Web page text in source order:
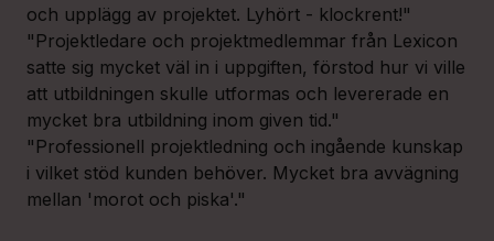
och upplägg av projektet. Lyhört - klockrent!"
"Projektledare och projektmedlemmar från Lexicon
satte sig mycket väl in i uppgiften, förstod hur vi ville
att utbildningen skulle utformas och levererade en
mycket bra utbildning inom given tid."
"Professionell projektledning och ingående kunskap
i vilket stöd kunden behöver. Mycket bra avvägning
mellan 'morot och piska'."